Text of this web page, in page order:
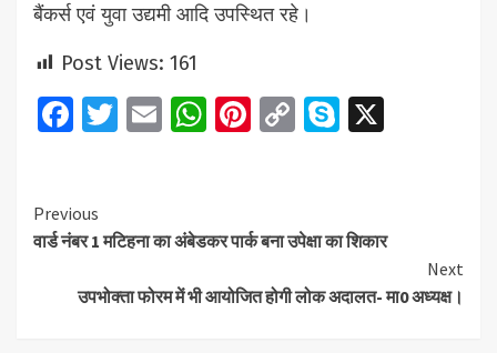
बैंकर्स एवं युवा उद्यमी आदि उपस्थित रहे।
Post Views: 161
Facebook
Twitter
EmailWhatsApp
Pinterest
CopySkype
Continue
Reading
Previous
वार्ड नंबर 1 मटिहना का अंबेडकर पार्क बना उपेक्षा का शिकार
Next
उपभोक्ता फोरम में भी आयोजित होगी लोक अदालत- मा0 अध्यक्ष।